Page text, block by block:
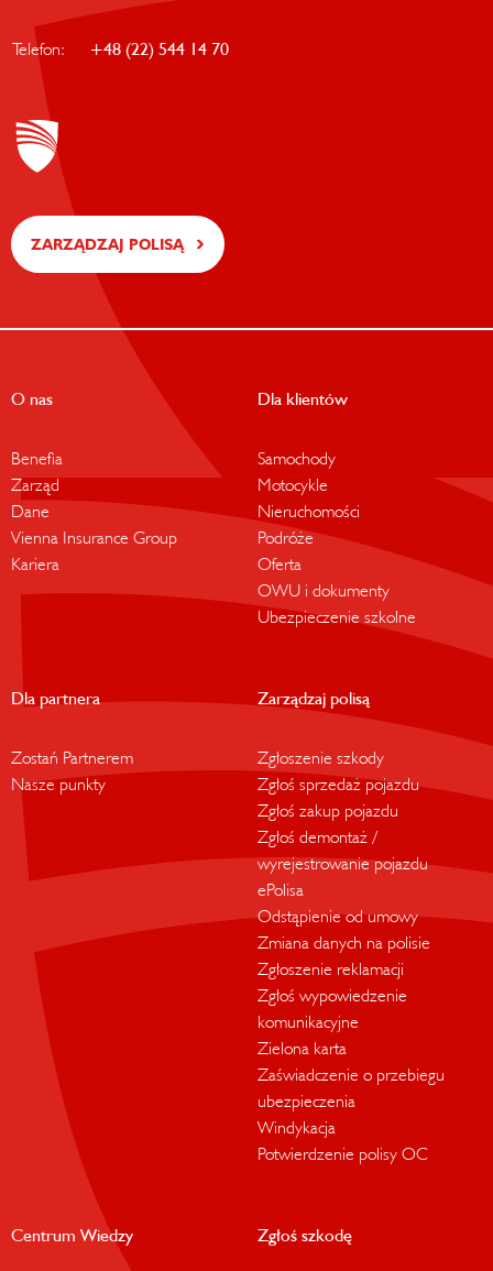
Telefon: +48 (22) 544 14 70
ZARZĄDZAJ POLISĄ
O nas
Benefia
Zarząd
Dane
Vienna Insurance Group
Kariera
Dla klientów
Samochody
Motocykle
Nieruchomości
Podróże
Oferta
OWU i dokumenty
Ubezpieczenie szkolne
Dla partnera
Zostań Partnerem
Nasze punkty
Zarządzaj polisą
Zgłoszenie szkody
Zgłoś sprzedaż pojazdu
Zgłoś zakup pojazdu
Zgłoś demontaż /
wyrejestrowanie pojazdu
ePolisa
Odstąpienie od umowy
Zmiana danych na polisie
Zgłoszenie reklamacji
Zgłoś wypowiedzenie
komunikacyjne
Zielona karta
Zaświadczenie o przebiegu
ubezpieczenia
Windykacja
Potwierdzenie polisy OC
Centrum Wiedzy Zgłoś szkodę